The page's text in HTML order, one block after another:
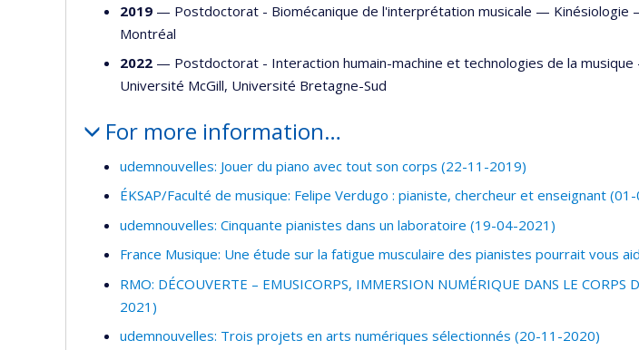
2019 — Postdoctorat - Biomécanique de l'interprétation musicale — Kinésiologie
Montréal
2022 — Postdoctorat - Interaction humain-machine et technologies de la
Université McGill, Université Bretagne-Sud
For more information…
udemnouvelles: Jouer du piano avec tout son corps (22-11-2019)
ÉKSAP/Faculté de musique: Felipe Verdugo : pianiste, chercheur et enseignant
udemnouvelles: Cinquante pianistes dans un laboratoire (19-04-2021)
France Musique: Une étude sur la fatigue musculaire des pianistes pourrait vous
RMO: DÉCOUVERTE – EMUSICORPS, IMMERSION NUMÉRIQUE DANS LE CORPS
2021)
udemnouvelles: Trois projets en arts numériques sélectionnés (20-11-2020)